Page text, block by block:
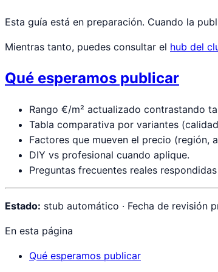
Esta guía está en preparación. Cuando la
Mientras tanto, puedes consultar el hub del
Qué esperamos publicar
Rango €/m² actualizado contrastando
Tabla comparativa por variantes
Factores que mueven el precio (región,
DIY vs profesional cuando aplique.
Preguntas frecuentes reales
Estado: stub automático · Fecha de revisión
En esta página
Qué esperamos publicar